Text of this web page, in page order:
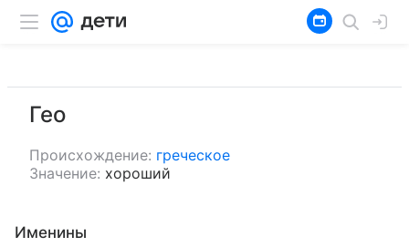
Гео
Происхождение: греческое
Значение: хороший
Именины